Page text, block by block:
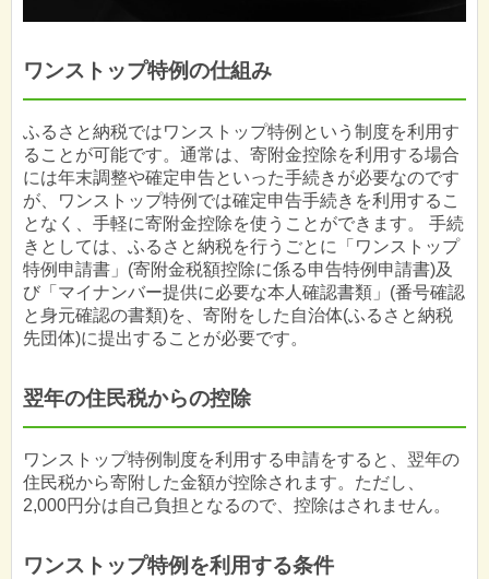
ワンストップ特例の仕組み
ふるさと納税ではワンストップ特例という制度を利用す
ることが可能です。通常は、寄附金控除を利用する場合
には年末調整や確定申告といった手続きが必要なのです
が、ワンストップ特例では確定申告手続きを利用するこ
となく、手軽に寄附金控除を使うことができます。 手続
きとしては、ふるさと納税を行うごとに「ワンストップ
特例申請書」(寄附金税額控除に係る申告特例申請書)及
び「マイナンバー提供に必要な本人確認書類」(番号確認
と身元確認の書類)を、寄附をした自治体(ふるさと納税
先団体)に提出することが必要です。
翌年の住民税からの控除
ワンストップ特例制度を利用する申請をすると、翌年の
住民税から寄附した金額が控除されます。ただし、
2,000円分は自己負担となるので、控除はされません。
ワンストップ特例を利用する条件